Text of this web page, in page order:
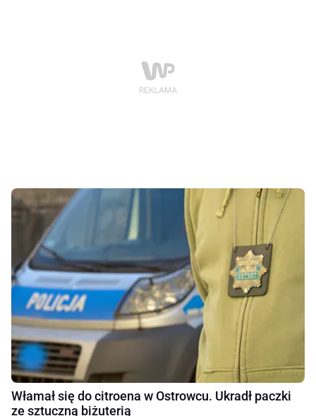
Włamał się do citroena w Ostrowcu. Ukradł paczki
ze sztuczną biżuterią